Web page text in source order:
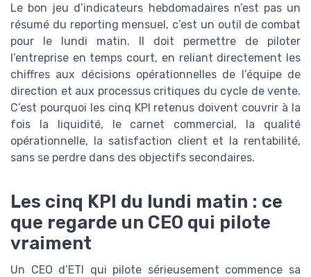
Le bon jeu d’indicateurs hebdomadaires n’est pas un
résumé du reporting mensuel, c’est un outil de combat
pour le lundi matin. Il doit permettre de piloter
l’entreprise en temps court, en reliant directement les
chiffres aux décisions opérationnelles de l’équipe de
direction et aux processus critiques du cycle de vente.
C’est pourquoi les cinq KPI retenus doivent couvrir à la
fois la liquidité, le carnet commercial, la qualité
opérationnelle, la satisfaction client et la rentabilité,
sans se perdre dans des objectifs secondaires.
Les cinq KPI du lundi matin : ce
que regarde un CEO qui pilote
vraiment
Un CEO d’ETI qui pilote sérieusement commence sa